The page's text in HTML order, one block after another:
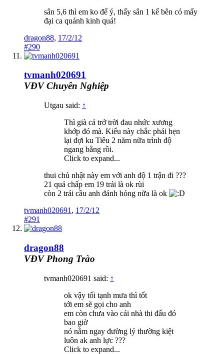
sân 5,6 thì em ko để ý, thấy sân 1 kế bên có mấy
đại ca quánh kinh quá!
dragon88, 17/2/12
#290
tvmanh020691
VĐV Chuyên Nghiệp
Utgau said: ↑
Thì già cả trở trời đau nhức xương
khớp đó mà. Kiểu này chắc phải hẹn
lại đợi ku Tiêu 2 năm nữa trình độ
ngang bằng rồi.
Click to expand...
thui chủ nhật này em với anh độ 1 trận đi ???
21 quả chấp em 19 trái là ok rùi
còn 2 trái cầu anh đánh hỏng nữa là ok
tvmanh020691 , 17/2/12
#291
dragon88
VĐV Phong Trào
tvmanh020691 said: ↑
ok vậy tối tạnh mưa thì tốt
tới em sẽ gọi cho anh
em còn chưa vào cái nhà thi đấu đó
bao giờ
nó nằm ngay đường lý thường kiệt
luôn ak anh lực ???
Click to expand...